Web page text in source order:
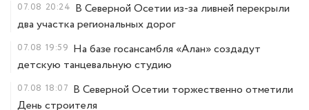
07.08 20:24 В Северной Осетии из-за ливней перекрыли
два участка региональных дорог
07.08 19:59 На базе госансамбля «Алан» создадут
детскую танцевальную студию
07.08 18:07 В Северной Осетии торжественно отметили
День строителя